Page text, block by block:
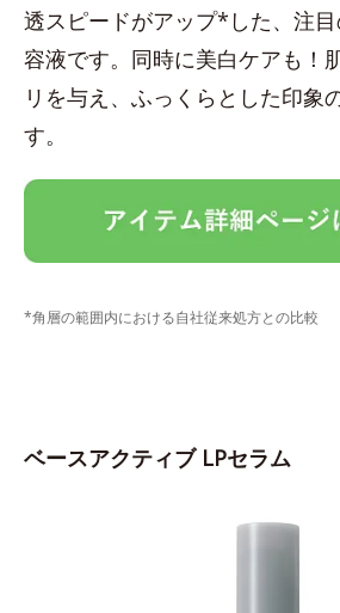
透スピードがアップ*した、注
容液です。同時に美白ケアも！
リを与え、ふっくらとした印象
す。
*角層の範囲内における自社従来処方との比較
ベースアクティブ LPセラム